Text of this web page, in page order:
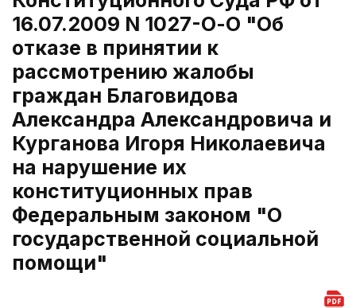
16.07.2009 N 1027-О-О "Об
отказе в принятии к
рассмотрению жалобы
граждан Благовидова
Александра Александровича и
Курганова Игоря Николаевича
на нарушение их
конституционных прав
Федеральным законом "О
государственной социальной
помощи"